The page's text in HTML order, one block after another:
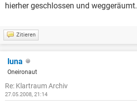
hierher geschlossen und weggeräumt.
Zitieren
luna
Oneironaut
Re: Klartraum Archiv
27.05.2008, 21:14